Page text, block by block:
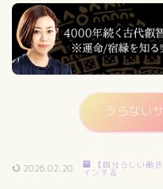
うらない
2026.02.20 【自分らしい働
インする